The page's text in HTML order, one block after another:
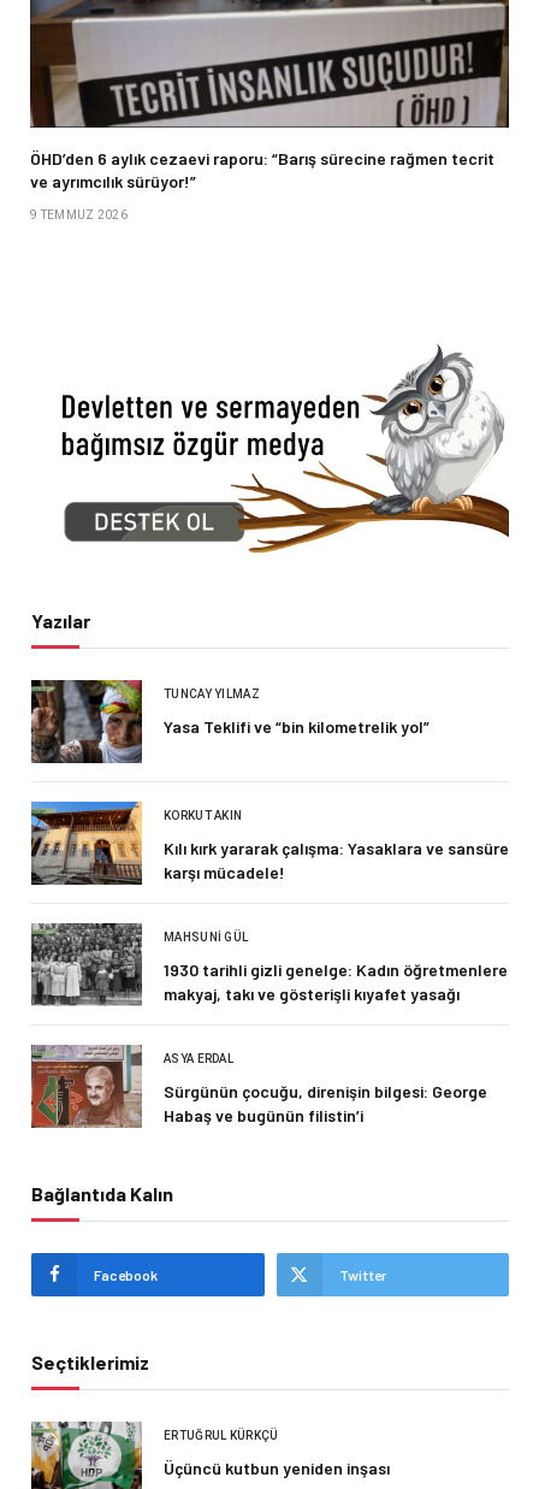
ÖHD’den 6 aylık cezaevi raporu: “Barış sürecine rağmen tecrit
ve ayrımcılık sürüyor!”
9 TEMMUZ 2026
Yazılar
TUNCAY YILMAZ
Yasa Teklifi ve “bin kilometrelik yol”
KORKUT AKIN
Kılı kırk yararak çalışma: Yasaklara ve sansüre
karşı mücadele!
MAHSUNI GÜL
1930 tarihli gizli genelge: Kadın öğretmenlere
makyaj, takı ve gösterişli kıyafet yasağı
ASYA ERDAL
Sürgünün çocuğu, direnişin bilgesi: George
Habaş ve bugünün filistin’i
Bağlantıda Kalın
Facebook Twitter
Seçtiklerimiz
ERTUĞRUL KÜRKÇÜ
Üçüncü kutbun yeniden inşası